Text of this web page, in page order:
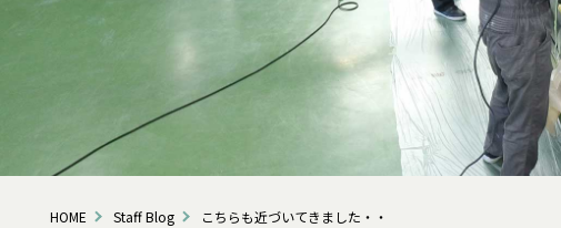
HOME Staff Blog こちらも近づいてきました・・